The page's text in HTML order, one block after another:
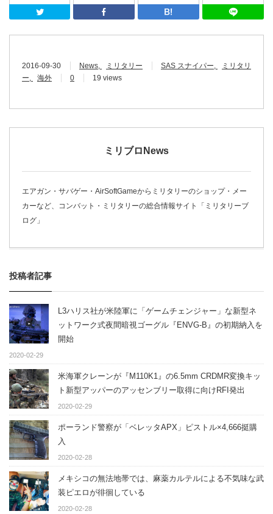
Twitter Facebook はてなブッ
2016-09-30 News ミリタリー SAS スナイパー
ミリタリ
ー
海外 0 19 views
ミリブロNews
エアガン・サバゲー・AirSoftGameからミリタリーのショップ・メー
カーなど、コンバット・ミリタリーの総合情報サイト「ミリタリーブ
ログ」
投稿者記事
L3ハリス社が米陸軍に「ゲームチェンジャー」な新型ネ
ットワーク式夜間暗視ゴーグル『ENVG-B』の初期納入を
開始
2020-02-29
米海軍クレーンが『M110K1』の6.5mm CRDMR変換キッ
ト新型アッパーのアッセンブリー取得に向けRFI発出
2020-02-29
ポーランド警察が「ベレッタAPX」ピストル×4,666挺購
入
2020-02-28
メキシコの無法地帯では、麻薬カルテルによる不気味な武
装ピエロが徘徊している
2020-02-28